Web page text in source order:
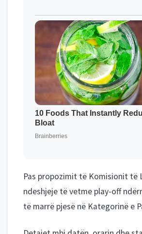
Pas propozimit të Komisionit të
ndeshjeje të vetme play-off
të marrë pjesë në Kategorinë e